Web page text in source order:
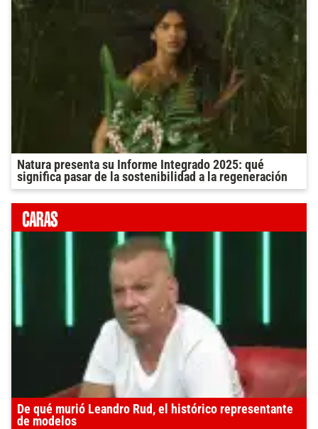
Natura presenta su Informe Integrado 2025: qué
significa pasar de la sostenibilidad a la regeneración
De qué murió Leandro Rud, el histórico representante
de modelos